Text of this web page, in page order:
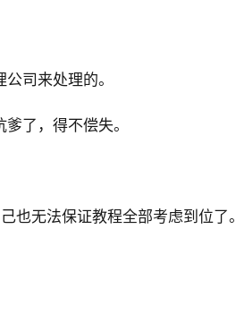
司来处理的。
了，得不偿失。
也无法保证教程全部考虑到位了。